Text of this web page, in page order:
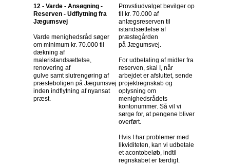
12 - Varde - Ansøgning -
Reserven - Udflytning fra
Jægumsvej
Varde menighedsråd søger
om minimum kr. 70.000 til
dækning af
maleristandsættelse,
renovering af
gulve samt slutrengøring af
præsteboligen på Jægumsvej
inden indflytning af nyansat
præst.
Provstiudvalget bevilger op
til kr. 70.000 af
anlægsreserven til
istandsættelse af
præstegården
på Jægumsvej.
For udbetaling af midler fra
reserven, skal I, når
arbejdet er afsluttet, sende
projektregnskab og
oplysning om
menighedsrådets
kontonummer. Så vil vi
sørge for, at pengene bliver
overført.
Hvis I har problemer med
likviditeten, kan vi udbetale
et acontobeløb, indtil
regnskabet er færdigt.